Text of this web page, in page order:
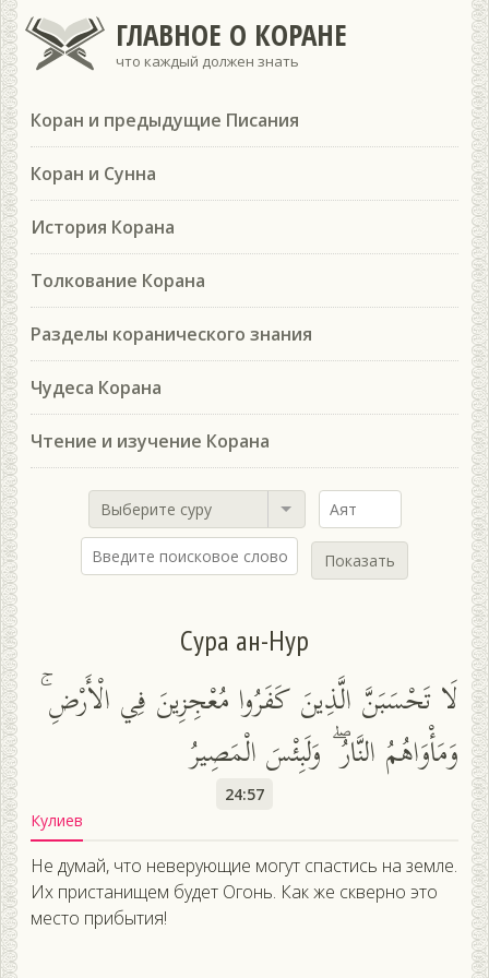
ГЛАВНОЕ О КОРАНЕ
что каждый должен знать
Коран и предыдущие Писания
Коран и Сунна
История Корана
Толкование Корана
Разделы коранического знания
Чудеса Корана
Чтение и изучение Корана
Выберите суру
Показать
Сура ан-Нур
لَا تَحْسَبَنَّ الَّذِينَ كَفَرُوا مُعْجِزِينَ فِي الْأَرْضِ ۚ
وَمَأْوَاهُمُ النَّارُ ۖ وَلَبِئْسَ الْمَصِيرُ
24:57
Кулиев
Не думай, что неверующие могут спастись на земле.
Их пристанищем будет Огонь. Как же скверно это
место прибытия!